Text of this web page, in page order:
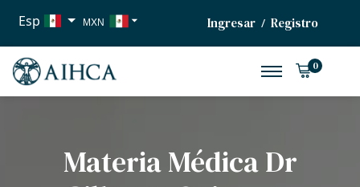
Esp MXN
EUR
Ingresar / Registro
0
Materia Médica Dr